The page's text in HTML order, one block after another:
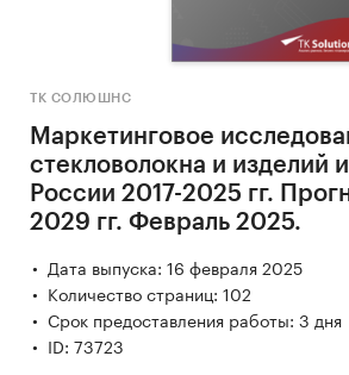
ТК СОЛЮШНС
Маркетинговое
стекловолокна и изделий
России 2017-2025 гг.
2029 гг. Февраль 2025.
Дата выпуска: 16 февраля 2025
Количество страниц: 102
Срок предоставления работы: 3 дня
ID: 73723